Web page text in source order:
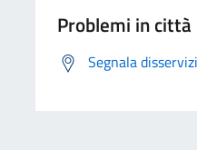
Problemi in città
Segnala